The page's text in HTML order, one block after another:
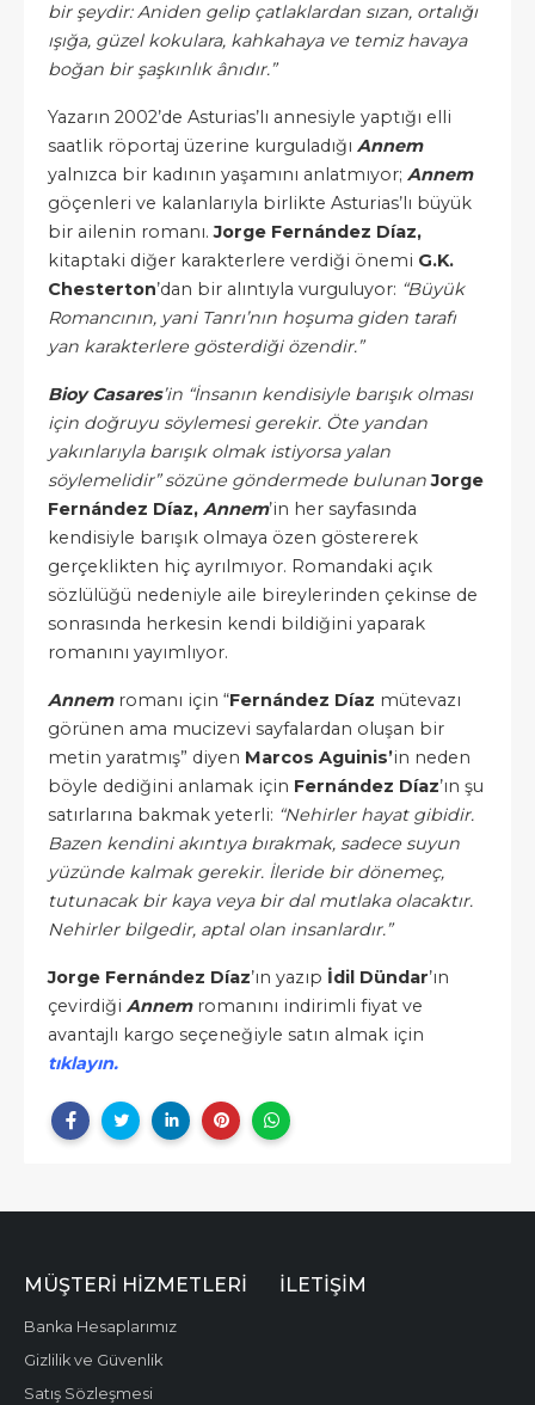
bir şeydir: Aniden gelip çatlaklardan sızan, ortalığı
ışığa, güzel kokulara, kahkahaya ve temiz havaya
boğan bir şaşkınlık ânıdır.”
Yazarın 2002’de Asturias’lı annesiyle yaptığı elli
saatlik röportaj üzerine kurguladığı Annem
yalnızca bir kadının yaşamını anlatmıyor; Annem
göçenleri ve kalanlarıyla birlikte Asturias’lı büyük
bir ailenin romanı.Jorge Fernández Díaz,
kitaptaki diğer karakterlere verdiği önemi G.K.
Chesterton’dan bir alıntıyla vurguluyor: “Büyük
Romancının, yani Tanrı’nın hoşuma giden tarafı
yan karakterlere gösterdiği özendir.”
Bioy Casares’in “İnsanın kendisiyle barışık olması
için doğruyu söylemesi gerekir. Öte yandan
yakınlarıyla barışık olmak istiyorsa yalan
söylemelidir” sözüne göndermede bulunanJorge
Fernández Díaz, Annem’in her sayfasında
kendisiyle barışık olmaya özen göstererek
gerçeklikten hiç ayrılmıyor. Romandaki açık
sözlülüğü nedeniyle aile bireylerinden çekinse de
sonrasında herkesin kendi bildiğini yaparak
romanını yayımlıyor.
Annemromanı için “Fernández Díaz mütevazı
görünen ama mucizevi sayfalardan oluşan bir
metin yaratmış” diyen Marcos Aguinis’in neden
böyle dediğini anlamak için Fernández Díaz’ın şu
satırlarına bakmak yeterli: “Nehirler hayat gibidir.
Bazen kendini akıntıya bırakmak, sadece suyun
yüzünde kalmak gerekir. İleride bir dönemeç,
tutunacak bir kaya veya bir dal mutlaka olacaktır.
Nehirler bilgedir, aptal olan insanlardır.”
Jorge Fernández Díaz’ın yazıp İdil Dündar’ın
çevirdiği Annemromanını indirimli fiyat ve
avantajlı kargo seçeneğiyle satın almak için
tıklayın.
MÜŞTERI HIZMETLERI
Banka Hesaplarımız
Gizlilik ve Güvenlik
Satış Sözleşmesi
İLETIŞIM